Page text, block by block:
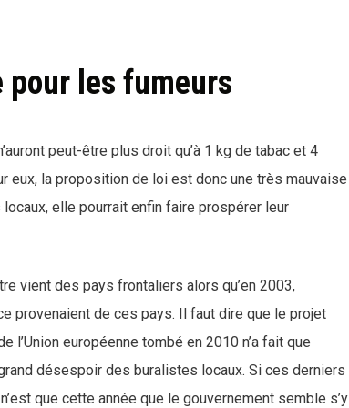
pour les fumeurs
peut-être plus droit qu’à 1 kg de tabac et 4
eux, la proposition de loi est donc une très mauvaise
elle pourrait enfin faire prospérer leur
vient des pays frontaliers alors qu’en 2003,
provenaient de ces pays. Il faut dire que le projet
l’Union européenne tombé en 2010 n’a fait que
désespoir des buralistes locaux. Si ces derniers
que cette année que le gouvernement semble s’y